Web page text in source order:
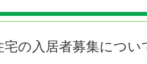
宅の入居者募集につい